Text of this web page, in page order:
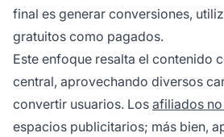
final es generar conversiones,
gratuitos como pagados.
Este enfoque resalta el contenido
central, aprovechando diversos
convertir usuarios. Los afiliados
espacios publicitarios; más bien,